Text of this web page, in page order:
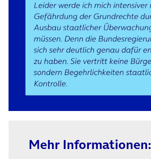
Mehr Informationen: